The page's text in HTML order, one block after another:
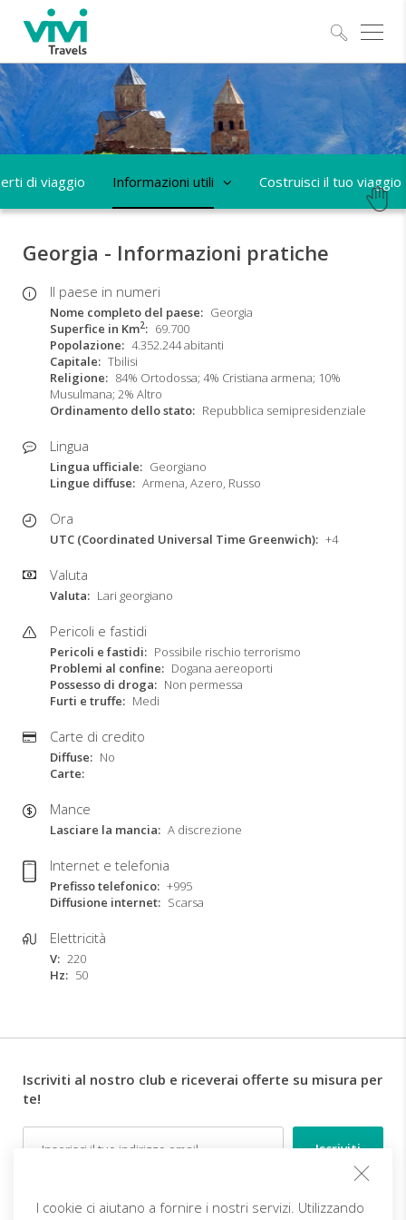
di viaggio Informazioni utili Costruisci il tuo viaggio
Georgia - Informazioni pratiche
Il paese in numeri
Nome completo del paese
Georgia
Superfice in Km2
69.700
Popolazione
4.352.244 abitanti
Capitale
Tbilisi
Religione
84% Ortodossa; 4% Cristiana armena; 10%
Musulmana; 2% Altro
Ordinamento dello stato
Repubblica semipresidenziale
Lingua
Lingua ufficiale
Georgiano
Lingue diffuse
Armena, Azero, Russo
Ora
UTC (Coordinated Universal Time Greenwich) +4
Valuta
Valuta Lari georgiano
Pericoli e fastidi
Pericoli e fastidi
Possibile rischio terrorismo
Problemi al confine
Dogana aereoporti
Possesso di droga
Non permessa
Furti e truffe
Medi
Carte di credito
Diffuse
No
Carte
Mance
Lasciare la mancia A discrezione
Internet e telefonia
Prefisso telefonico
+995
Diffusione internet
Scarsa
Elettricità
V
220
Hz
50
Iscriviti al nostro club e riceverai offerte su misura per
te!
Follow us
I cookie ci aiutano a fornire i nostri servizi. Utilizzando